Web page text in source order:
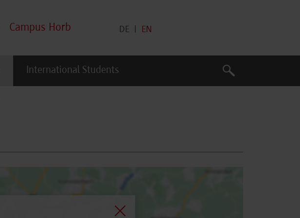
Campus Horb DE EN
International Students
Search
Search